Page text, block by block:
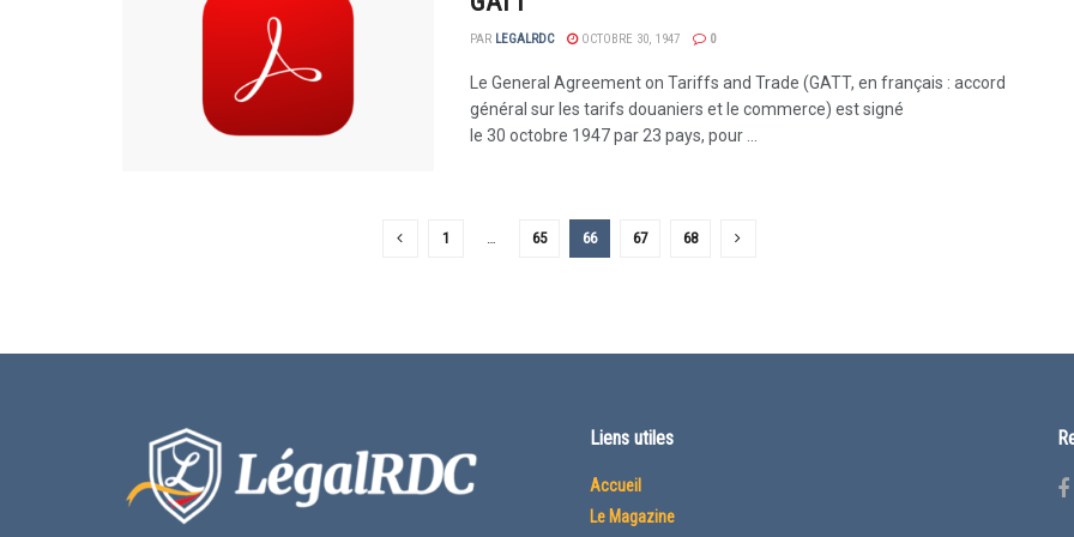
PAR LEGALRDC OCTOBRE 30, 1947 0
Le General Agreement on Tariffs and Trade (GATT, en français : accord
général sur les tarifs douaniers et le commerce) est signé
le 30 octobre 1947 par 23 pays, pour ...
1 65 66 67 68
Liens utiles
Accueil
Le Magazine